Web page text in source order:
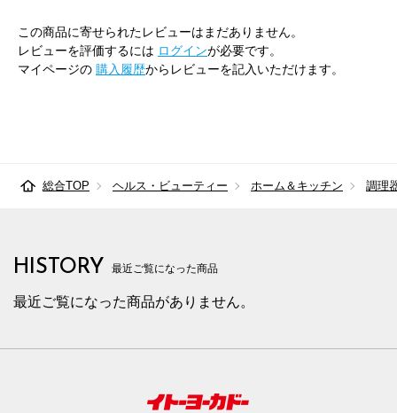
この商品に寄せられたレビューはまだありません。
レビューを評価するには ログインが必要です。
マイページの 購入履歴からレビューを記入いただけます。
総合TOP ヘルス・ビューティー ホーム＆キッチン 調理
HISTORY 最近ご覧になった商品
最近ご覧になった商品がありません。